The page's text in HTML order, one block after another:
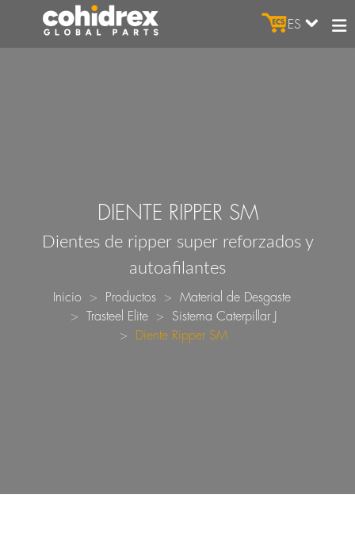
ES
DIENTE RIPPER SM
Dientes de ripper super reforzados y
autoafilantes
Inicio Productos
Material de Desgaste
Trasteel Elite
Sistema Caterpillar J
Diente Ripper SM